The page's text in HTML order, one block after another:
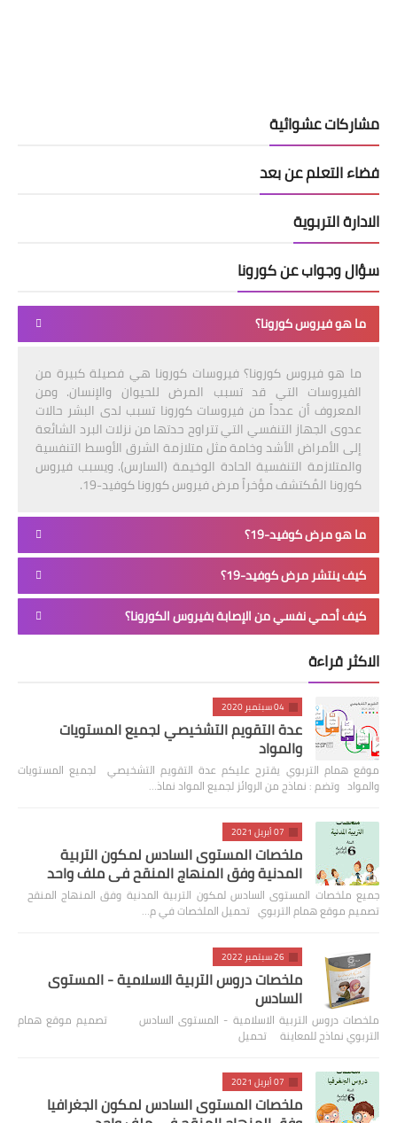
مشاركات عشوائية
فضاء التعلم عن بعد
الادارة التربوية
سؤال وجواب عن كورونا
ما هو فيروس كورونا؟
ما هو فيروس كورونا؟ فيروسات كورونا هي فصيلة كبيرة من
الفيروسات التي قد تسبب المرض للحيوان والإنسان. ومن
المعروف أن عدداً من فيروسات كورونا تسبب لدى البشر حالات
عدوى الجهاز التنفسي التي تتراوح حدتها من نزلات البرد الشائعة
إلى الأمراض الأشد وخامة مثل متلازمة الشرق الأوسط التنفسية
والمتلازمة التنفسية الحادة الوخيمة (السارس). ويسبب فيروس
كورونا المُكتشف مؤخراً مرض فيروس كورونا كوفيد-19.
ما هو مرض كوفيد-19؟
كيف ينتشر مرض كوفيد-19؟
كيف أحمي نفسي من الإصابة بفيروس الكورونا؟
الاكثر قراءة
04 سبتمبر 2020
عدة التقويم التشخيصي لجميع المستويات
والمواد
موقع همام التربوي يقترح عليكم عدة التقويم التشخيصي لجميع المستويات
والمواد وتضم : نماذج من الروائز لجميع المواد نماذ…
07 أبريل 2021
ملخصات المستوى السادس لمكون التربية
المدنية وفق المنهاج المنقح في ملف واحد
جميع ملخصات المستوى السادس لمكون التربية المدنية وفق المنهاج المنقح
تصميم موقع همام التربوي تحميل الملخصات في م…
26 سبتمبر 2022
ملخصات دروس التربية الاسلامية - المستوى
السادس
ملخصات دروس التربية الاسلامية - المستوى السادس تصميم موقع همام
التربوي نماذج للمعاينة تحميل
07 أبريل 2021
ملخصات المستوى السادس لمكون الجغرافيا